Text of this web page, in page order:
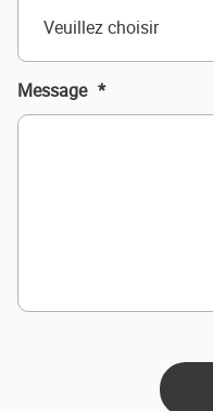
Veuillez choisir
Message *